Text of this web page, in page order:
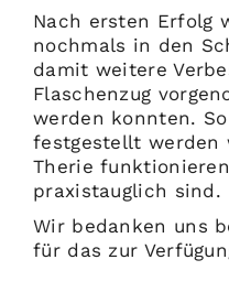
Nach ersten Erfolg
nochmals in den
damit weitere
Flaschenzug
werden konnten.
festgestellt werden
Therie
praxistauglich sind.
Wir bedanken uns
für das zur